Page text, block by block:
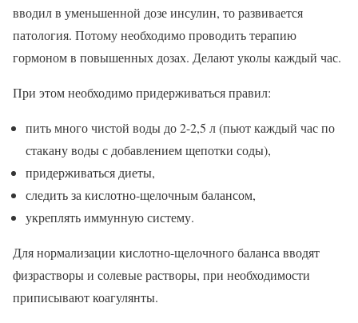
вводил в уменьшенной дозе инсулин, то развивается
патология. Потому необходимо проводить терапию
гормоном в повышенных дозах. Делают уколы каждый час.
При этом необходимо придерживаться правил:
пить много чистой воды до 2-2,5 л (пьют каждый час по
стакану воды с добавлением щепотки соды),
придерживаться диеты,
следить за кислотно-щелочным балансом,
укреплять иммунную систему.
Для нормализации кислотно-щелочного баланса вводят
физрастворы и солевые растворы, при необходимости
приписывают коагулянты.